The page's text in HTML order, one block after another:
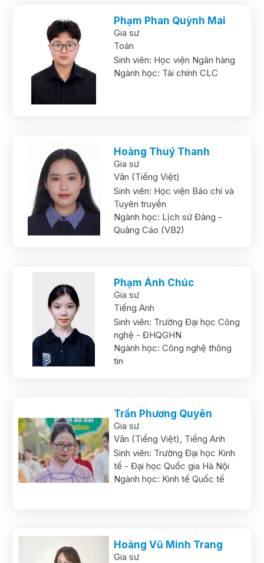
Phạm Phan Quỳnh Mai
Gia sư
Toán
Sinh viên: Học viện Ngân hàng
Ngành học: Tài chính CLC
Hoàng Thuý Thanh
Gia sư
Văn (Tiếng Việt)
Sinh viên: Học viện Báo chí và
Tuyên truyền
Ngành học: Lịch sử Đảng -
Quảng Cáo (VB2)
Phạm Ánh Chúc
Gia sư
Tiếng Anh
Sinh viên: Trường Đại học Công
nghệ - ĐHQGHN
Ngành học: Công nghệ thông
tin
Trần Phương Quyên
Gia sư
Văn (Tiếng Việt), Tiếng Anh
Sinh viên: Trường Đại học Kinh
tế - Đại học Quốc gia Hà Nội
Ngành học: Kinh tế Quốc tế
Hoàng Vũ Minh Trang
Gia sư